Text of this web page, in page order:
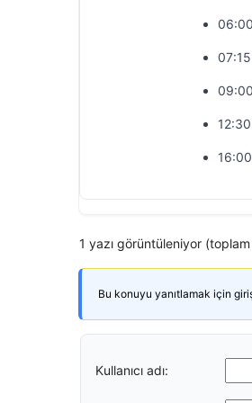
1 yazı görüntüleniyor (toplam
Bu konuyu yanıtlamak için giriş
Kullanıcı adı: